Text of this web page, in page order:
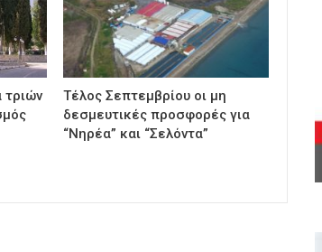
τριών
Τέλος Σεπτεμβρίου οι μη
δεσμευτικές προσφορές για
“Νηρέα” και “Σελόντα”